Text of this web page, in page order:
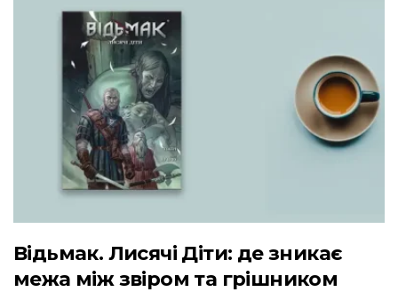
Відьмак. Лисячі Діти: де зникає
межа між звіром та грішником